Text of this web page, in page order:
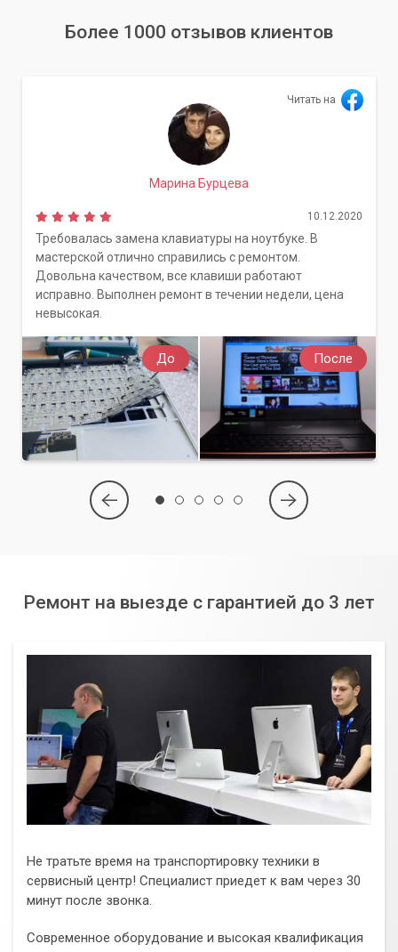
Более 1000 отзывов клиентов
До После
Читать на
Марина Бурцева
10.12.2020
Требовалась замена клавиатуры на ноутбуке. В
мастерской отлично справились с ремонтом.
Довольна качеством, все клавиши работают
исправно. Выполнен ремонт в течении недели, цена
невысокая.
Ремонт на выезде с гарантией до 3 лет
Не тратьте время на транспортировку техники в
сервисный центр! Специалист приедет к вам через 30
минут после звонка.
Современное оборудование и высокая квалификация